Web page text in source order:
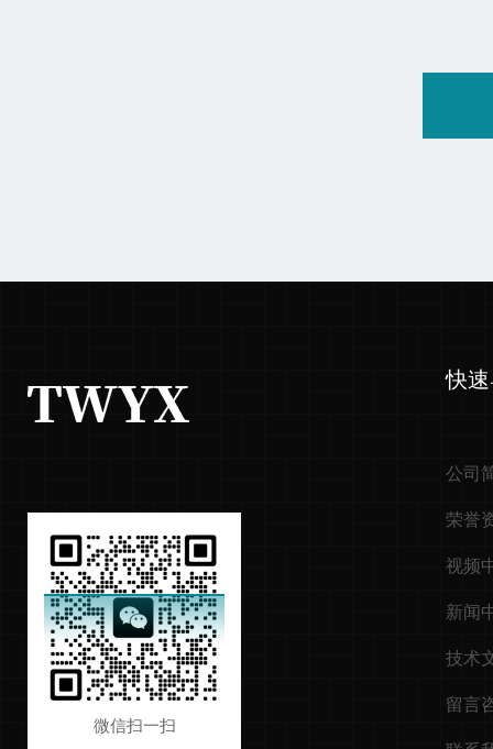
微信扫一扫
快
公司
荣誉
视频
新闻
技术
留言